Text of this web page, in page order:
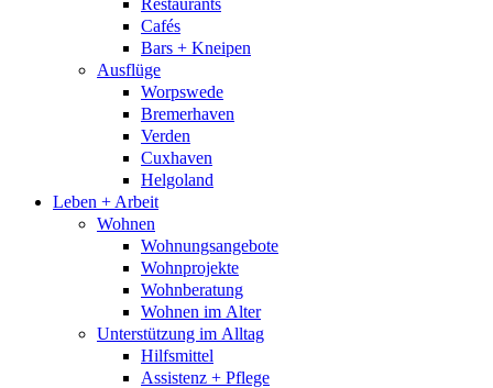
Cafés
Bars + Kneipen
Ausflüge
Worpswede
Bremerhaven
Verden
Cuxhaven
Helgoland
Leben + Arbeit
Wohnen
Wohnungsangebote
Wohnprojekte
Wohnberatung
Wohnen im Alter
Unterstützung im Alltag
Hilfsmittel
Assistenz + Pflege